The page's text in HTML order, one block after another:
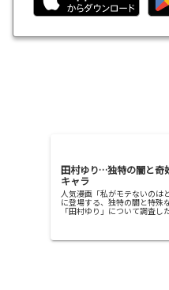
田村ゆり…独特の闇と奇
キャラ
人気漫画「私がモテないのは
に登場する、独特の闇と特殊
「田村ゆり」について調査し
田村ゆりという女子高生の